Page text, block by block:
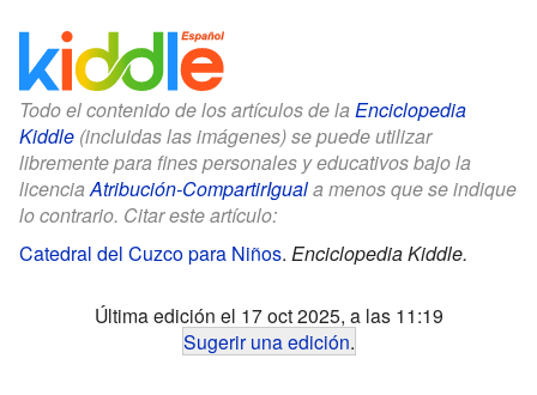
Todo el contenido de los artículos de la Enciclopedia
Kiddle (incluidas las imágenes) se puede utilizar
libremente para fines personales y educativos bajo la
licenciaAtribución-CompartirIguala menos que se indique
lo contrario. Citar este artículo:
Catedral del Cuzco para Niños. Enciclopedia Kiddle.
Última edición el 17 oct 2025, a las 11:19
Sugerir una edición.